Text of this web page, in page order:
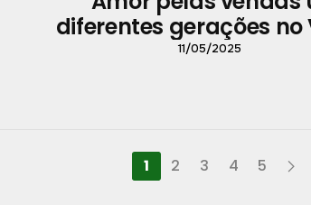
diferentes gerações
Peso
11/05/2025
1 2 3 4 5